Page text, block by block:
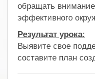
обращать
эффективного
Результат урока:
Выявите свое
составите план